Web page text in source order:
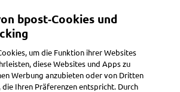
bpost‑Cookies und
um die Funktion ihrer Websites
diese Websites und Apps zu
Werbung anzubieten oder von Dritten
die Ihren Präferenzen entspricht. Durch